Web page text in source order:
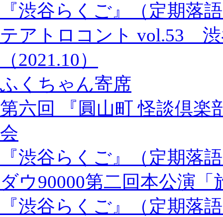
『渋谷らくご』（定期落
テアトロコント vol.53
（2021.10）
ふくちゃん寄席
第六回 『圓山町 怪談倶楽
会
『渋谷らくご』（定期落
ダウ90000第二回本公演
『渋谷らくご』（定期落